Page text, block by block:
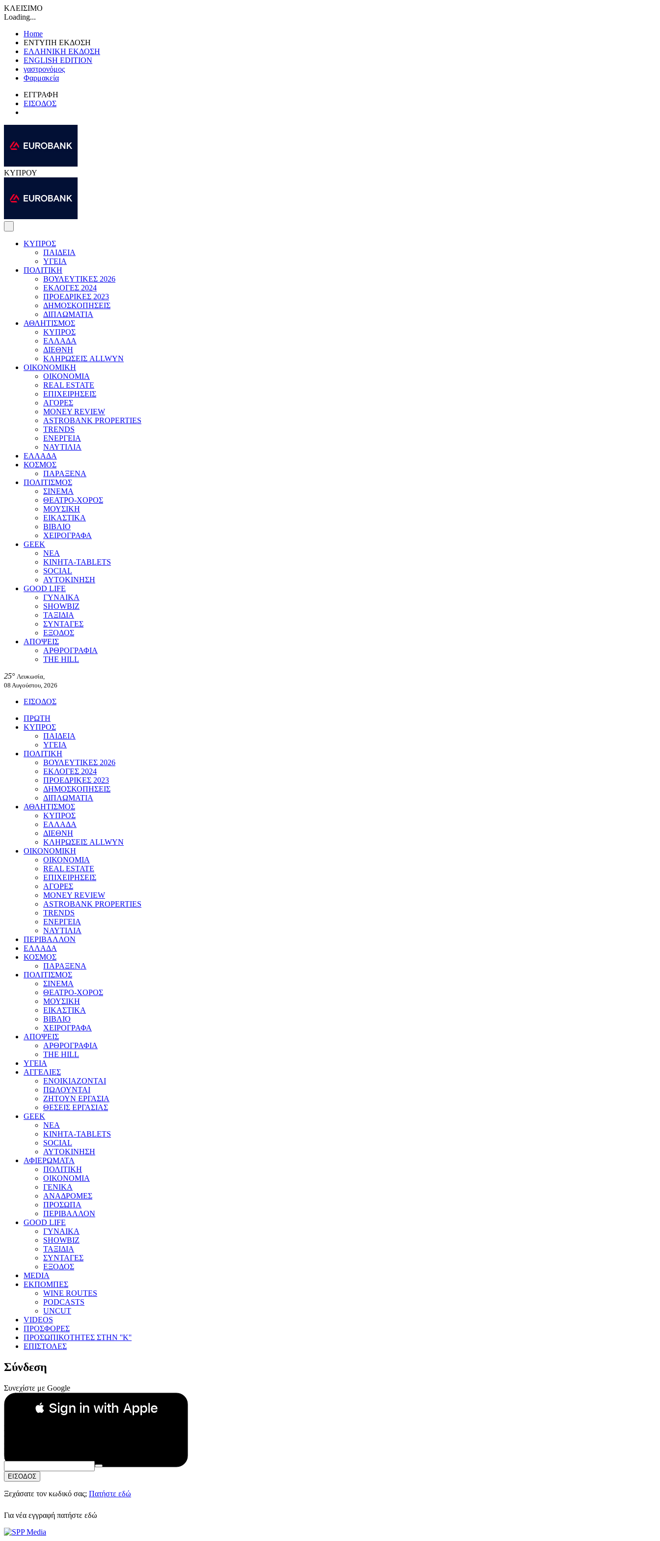
ΚΛΕΙΣΙΜΟ
Loading...
Home
ΕΝΤΥΠΗ ΕΚΔΟΣΗ
ΕΛΛΗΝΙΚΗ ΕΚΔΟΣΗ
ENGLISH EDITION
γαστρονόμος
Φαρμακεία
ΕΓΓΡΑΦΗ
ΕΙΣΟΔΟΣ
ΚΥΠΡΟΥ
ΚΥΠΡΟΣ
ΠΑΙΔΕΙΑ
ΥΓΕΙΑ
ΠΟΛΙΤΙΚΗ
ΒΟΥΛΕΥΤΙΚΕΣ 2026
ΕΚΛΟΓΕΣ 2024
ΠΡΟΕΔΡΙΚΕΣ 2023
ΔΗΜΟΣΚΟΠΗΣΕΙΣ
ΔΙΠΛΩΜΑΤΙΑ
ΑΘΛΗΤΙΣΜΟΣ
ΚΥΠΡΟΣ
ΕΛΛΑΔΑ
ΔΙΕΘΝΗ
ΚΛΗΡΩΣΕΙΣ ALLWYN
ΟΙΚΟΝΟΜΙΚΗ
ΟΙΚΟΝΟΜΙΑ
REAL ESTATE
ΕΠΙΧΕΙΡΗΣΕΙΣ
ΑΓΟΡΕΣ
MONEY REVIEW
ASTROBANK PROPERTIES
TRENDS
ΕΝΕΡΓΕΙΑ
ΝΑΥΤΙΛΙΑ
ΕΛΛΑΔΑ
ΚΟΣΜΟΣ
ΠΑΡΑΞΕΝΑ
ΠΟΛΙΤΙΣΜΟΣ
ΣΙΝΕΜΑ
ΘΕΑΤΡΟ-ΧΟΡΟΣ
ΜΟΥΣΙΚΗ
ΕΙΚΑΣΤΙΚΑ
ΒΙΒΛΙΟ
ΧΕΙΡΟΓΡΑΦΑ
GEEK
ΝΕΑ
ΚΙΝΗΤΑ-TABLETS
SOCIAL
ΑΥΤΟΚΙΝΗΣΗ
GOOD LIFE
ΓΥΝΑΙΚΑ
SHOWBIZ
ΤΑΞΙΔΙΑ
ΣΥΝΤΑΓΕΣ
ΕΞΟΔΟΣ
ΑΠΟΨΕΙΣ
ΑΡΘΡΟΓΡΑΦΙΑ
THE HILL
25° Λευκωσία,
08 Αυγούστου, 2026
ΕΙΣΟΔΟΣ
ΠΡΩΤΗ
ΚΥΠΡΟΣ
ΠΑΙΔΕΙΑ
ΥΓΕΙΑ
ΠΟΛΙΤΙΚΗ
ΒΟΥΛΕΥΤΙΚΕΣ 2026
ΕΚΛΟΓΕΣ 2024
ΠΡΟΕΔΡΙΚΕΣ 2023
ΔΗΜΟΣΚΟΠΗΣΕΙΣ
ΔΙΠΛΩΜΑΤΙΑ
ΑΘΛΗΤΙΣΜΟΣ
ΚΥΠΡΟΣ
ΕΛΛΑΔΑ
ΔΙΕΘΝΗ
ΚΛΗΡΩΣΕΙΣ ALLWYN
ΟΙΚΟΝΟΜΙΚΗ
ΟΙΚΟΝΟΜΙΑ
REAL ESTATE
ΕΠΙΧΕΙΡΗΣΕΙΣ
ΑΓΟΡΕΣ
MONEY REVIEW
ASTROBANK PROPERTIES
TRENDS
ΕΝΕΡΓΕΙΑ
ΝΑΥΤΙΛΙΑ
ΠΕΡΙΒΑΛΛΟΝ
ΕΛΛΑΔΑ
ΚΟΣΜΟΣ
ΠΑΡΑΞΕΝΑ
ΠΟΛΙΤΙΣΜΟΣ
ΣΙΝΕΜΑ
ΘΕΑΤΡΟ-ΧΟΡΟΣ
ΜΟΥΣΙΚΗ
ΕΙΚΑΣΤΙΚΑ
ΒΙΒΛΙΟ
ΧΕΙΡΟΓΡΑΦΑ
ΑΠΟΨΕΙΣ
ΑΡΘΡΟΓΡΑΦΙΑ
THE HILL
ΥΓΕΙΑ
ΑΓΓΕΛΙΕΣ
ΕΝΟΙΚΙΑΖΟΝΤΑΙ
ΠΩΛΟΥΝΤΑΙ
ΖΗΤΟΥΝ ΕΡΓΑΣΙΑ
ΘΕΣΕΙΣ ΕΡΓΑΣΙΑΣ
GEEK
ΝΕΑ
ΚΙΝΗΤΑ-TABLETS
SOCIAL
ΑΥΤΟΚΙΝΗΣΗ
ΑΦΙΕΡΩΜΑΤΑ
ΠΟΛΙΤΙΚΗ
ΟΙΚΟΝΟΜΙΑ
ΓΕΝΙΚΑ
ΑΝΑΔΡΟΜΕΣ
ΠΡΟΣΩΠΑ
ΠΕΡΙΒΑΛΛΟΝ
GOOD LIFE
ΓΥΝΑΙΚΑ
SHOWBIZ
ΤΑΞΙΔΙΑ
ΣΥΝΤΑΓΕΣ
ΕΞΟΔΟΣ
MEDIA
ΕΚΠΟΜΠΕΣ
WINE ROUTES
PODCASTS
UNCUT
VIDEOS
ΠΡΟΣΦΟΡΕΣ
ΠΡΟΣΩΠΙΚΟΤΗΤΕΣ ΣΤΗΝ ''Κ''
ΕΠΙΣΤΟΛΕΣ
Σύνδεση
Συνεχίστε με Google
 Sign in with Apple
Συνεχίστε με Apple
ή
Email:
Κωδικός Πρόσβασης:
ΕΙΣΟΔΟΣ
Ξεχάσατε τον κωδικό σας; Πατήστε εδώ
Για νέα εγγραφή πατήστε εδώ